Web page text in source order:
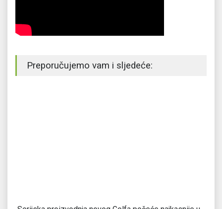
Preporučujemo vam i sljedeće: